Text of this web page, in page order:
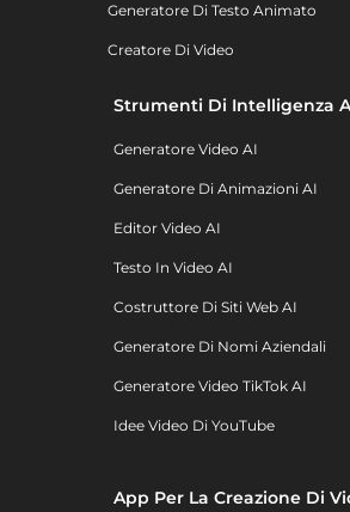
Generatore Di Testo Animato
Creatore Di Video
Strumenti Di Intelligenza
Generatore Video AI
Generatore Di Animazioni AI
Editor Video AI
Testo In Video AI
Costruttore Di Siti Web AI
Generatore Di Nomi Aziendali
Generatore Video TikTok AI
Idee Video Di YouTube
App Per La Creazione Di